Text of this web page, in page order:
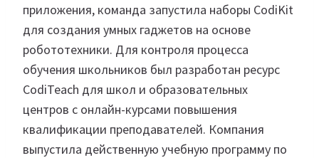
приложения, команда запустила наборы CodiKit
для создания умных гаджетов на основе
робототехники. Для контроля процесса
обучения школьников был разработан ресурс
CodiTeach для школ и образовательных
центров с онлайн-курсами повышения
квалификации преподавателей. Компания
выпустила действенную учебную программу по